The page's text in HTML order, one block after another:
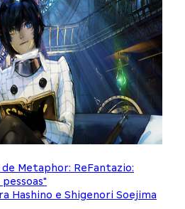
Metaphor: ReFantazio:
Hashino e Shigenori Soejima